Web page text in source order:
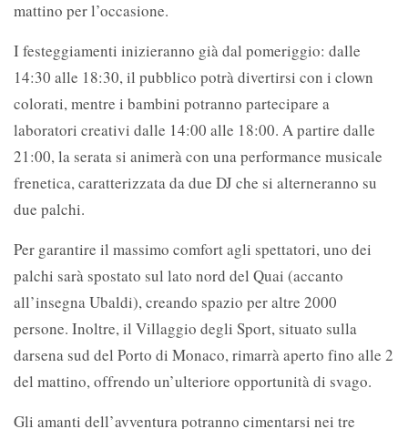
mattino per l’occasione.
I festeggiamenti inizieranno già dal pomeriggio: dalle
14:30 alle 18:30, il pubblico potrà divertirsi con i clown
colorati, mentre i bambini potranno partecipare a
laboratori creativi dalle 14:00 alle 18:00. A partire dalle
21:00, la serata si animerà con una performance musicale
frenetica, caratterizzata da due DJ che si alterneranno su
due palchi.
Per garantire il massimo comfort agli spettatori, uno dei
palchi sarà spostato sul lato nord del Quai (accanto
all’insegna Ubaldi), creando spazio per altre 2000
persone. Inoltre, il Villaggio degli Sport, situato sulla
darsena sud del Porto di Monaco, rimarrà aperto fino alle 2
del mattino, offrendo un’ulteriore opportunità di svago.
Gli amanti dell’avventura potranno cimentarsi nei tre